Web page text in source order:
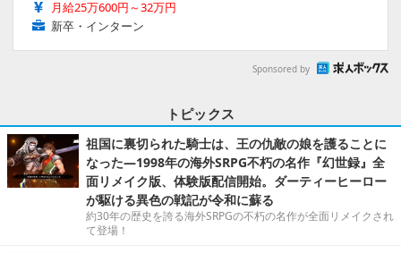
月給25万600円～32万円
新卒・インターン
Sponsored by
トピックス
祖国に裏切られた騎士は、王の仇敵の娘を護ることに
なった―1998年の海外SRPG不朽の名作『幻世録』全
面リメイク版、体験版配信開始。ダーティーヒーロー
が駆ける異色の戦記が令和に蘇る
約30年の歴史を誇る海外SRPGの不朽の名作が全面リメイクされ
て登場！